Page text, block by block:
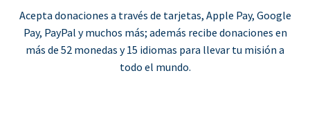
Acepta donaciones a través de tarjetas, Apple Pay, Google
Pay, PayPal y muchos más; además recibe donaciones en
más de 52 monedas y 15 idiomas para llevar tu misión a
todo el mundo.